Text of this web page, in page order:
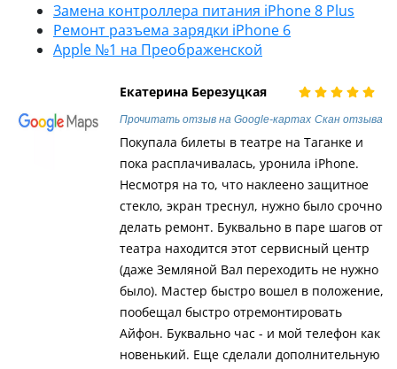
Замена контроллера питания iPhone 8 Plus
Ремонт разъема зарядки iPhone 6
Apple №1 на Преображенской
Екатерина Березуцкая
Прочитать отзыв на Google-картах Скан отзыва
Покупала билеты в театре на Таганке и
пока расплачивалась, уронила iPhone.
Несмотря на то, что наклеено защитное
стекло, экран треснул, нужно было срочно
делать ремонт. Буквально в паре шагов от
театра находится этот сервисный центр
(даже Земляной Вал переходить не нужно
было). Мастер быстро вошел в положение,
пообещал быстро отремонтировать
Айфон. Буквально час - и мой телефон как
новенький. Еще сделали дополнительную